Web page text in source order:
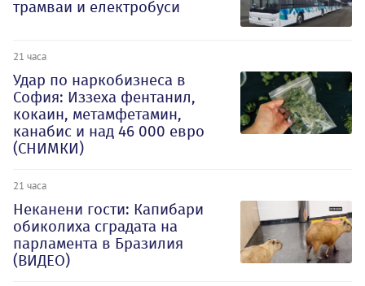
трамваи и електробуси
21 часа
Удар по наркобизнеса в
София: Иззеха фентанил,
кокаин, метамфетамин,
канабис и над 46 000 евро
(СНИМКИ)
21 часа
Неканени гости: Капибари
обиколиха сградата на
парламента в Бразилия
(ВИДЕО)